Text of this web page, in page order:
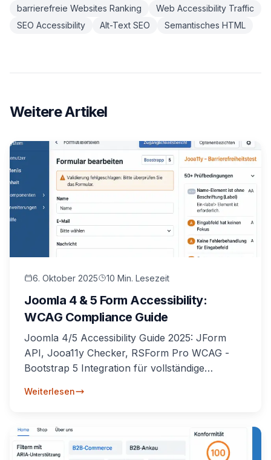
barrierefreie Websites Ranking
Web Accessibility Traffic
SEO Accessibility
Alt-Text SEO Semantisches HTML
Weitere Artikel
6. Oktober 2025 10 Min. Lesezeit
Joomla 4 & 5 Form Accessibility:
WCAG Compliance Guide
Joomla 4/5 Accessibility Guide 2025: JForm
API, Jooa11y Checker, RSForm Pro WCAG -
Bootstrap 5 Integration für vollständige
Weiterlesen